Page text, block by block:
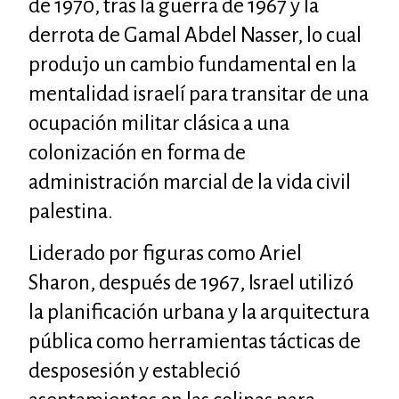
de 1970, tras la guerra de 1967 y la
derrota de Gamal Abdel Nasser, lo cual
produjo un cambio fundamental en la
mentalidad israelí para transitar de una
ocupación militar clásica a una
colonización en forma de
administración marcial de la vida civil
palestina.
Liderado por figuras como Ariel
Sharon, después de 1967, Israel utilizó
la planificación urbana y la arquitectura
pública como herramientas tácticas de
desposesión y estableció